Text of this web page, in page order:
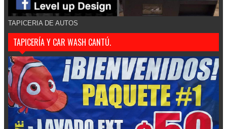
TAPICERIA DE AUTOS
TAPICERÍA Y CAR WASH CANTÚ.